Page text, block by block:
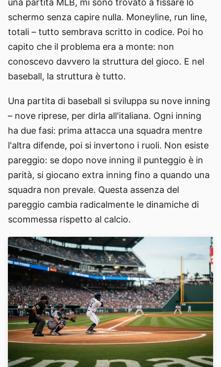
una partita MLB, mi sono trovato a fissare lo
schermo senza capire nulla. Moneyline, run line,
totali – tutto sembrava scritto in codice. Poi ho
capito che il problema era a monte: non
conoscevo davvero la struttura del gioco. E nel
baseball, la struttura è tutto.
Una partita di baseball si sviluppa su nove inning
– nove riprese, per dirla all'italiana. Ogni inning
ha due fasi: prima attacca una squadra mentre
l'altra difende, poi si invertono i ruoli. Non esiste
pareggio: se dopo nove inning il punteggio è in
parità, si giocano extra inning fino a quando una
squadra non prevale. Questa assenza del
pareggio cambia radicalmente le dinamiche di
scommessa rispetto al calcio.